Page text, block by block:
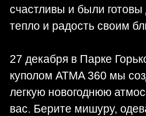
счастливы и были готовы
тепло и радость своим
27 декабря в Парке
куполом ATMA 360 мы
легкую новогоднюю
вас. Берите мишуру,